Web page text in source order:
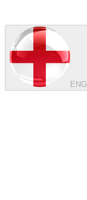
ENG